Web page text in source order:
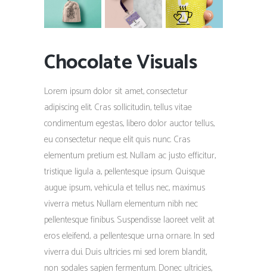
Chocolate Visuals
Lorem ipsum dolor sit amet, consectetur
adipiscing elit. Cras sollicitudin, tellus vitae
condimentum egestas, libero dolor auctor tellus,
eu consectetur neque elit quis nunc. Cras
elementum pretium est. Nullam ac justo efficitur,
tristique ligula a, pellentesque ipsum. Quisque
augue ipsum, vehicula et tellus nec, maximus
viverra metus. Nullam elementum nibh nec
pellentesque finibus. Suspendisse laoreet velit at
eros eleifend, a pellentesque urna ornare. In sed
viverra dui. Duis ultricies mi sed lorem blandit,
non sodales sapien fermentum. Donec ultricies,